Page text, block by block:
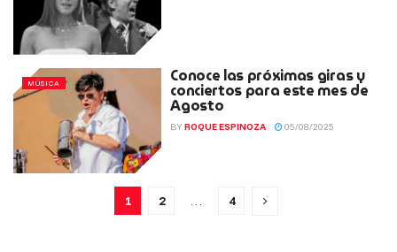
MÚSICA Conoce las próximas giras y
conciertos para este mes de
Agosto
BY ROQUE ESPINOZA 05/08/2025
1 2 … 4